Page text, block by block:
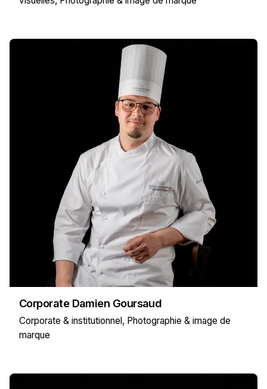
Corporate Damien Goursaud
Corporate & institutionnel
Photographie & image de
marque